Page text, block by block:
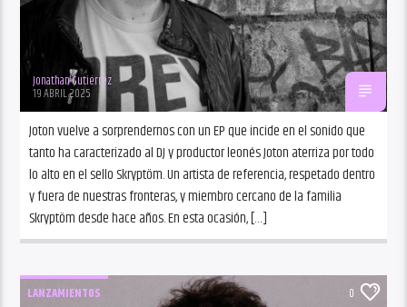
Jonathan Gutiérrez
19 ABRIL 2025
Joton vuelve a sorprendernos con un EP que incide en el sonido que
tanto ha caracterizado al DJ y productor leonés Joton aterriza por todo
lo alto en el sello Skryptöm. Un artista de referencia, respetado dentro
y fuera de nuestras fronteras, y miembro cercano de la familia
Skryptöm desde hace años. En esta ocasión, […]
LANZAMIENTOS 0